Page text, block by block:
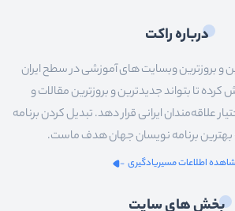
درباره راکت
و بروزترین وبسایت های آموزشی در سطح ایران
تا بتواند جدیدترین و بروزترین مقالات و
علاقه‌مندان ایرانی قرار دهد. تبدیل کردن برنامه
بهترین برنامه نویسان جهان هدف ماست.
اطلاعات مسیریادگیری
بخش های سایت